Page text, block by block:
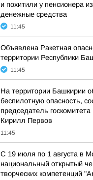
и похитили у пенсионера
денежные средства
11:45
Объявлена Ракетная
территории Республики
11:45
На территории Башкирии
беспилотную опасность,
председатель
Кирилл Первов
11:45
С 19 июля по 1 августа в
национальный открытый
творческих компетенций